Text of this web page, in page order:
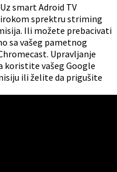
smart Adroid TV
sprektru striming
Ili možete prebacivati
sa vašeg pametnog
Upravljanje
koristite vašeg Google
ili želite da prigušite